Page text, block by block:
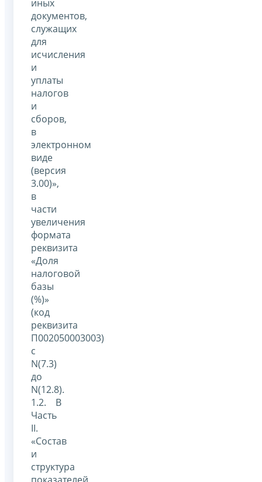
иных
документов,
служащих
для
исчисления
и
уплаты
налогов
и
сборов,
в
электронном
виде
(версия
3.00)»,
в
части
увеличения
формата
реквизита
«Доля
налоговой
базы
(%)»
(код
реквизита
П002050003003)
с
N(7.3)
до
N(12.8).
1.2. В
Часть
II.
«Состав
и
структура
показателей